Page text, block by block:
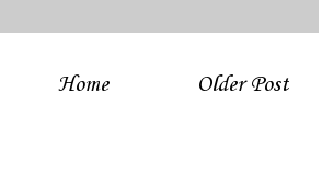
Older Post
Home